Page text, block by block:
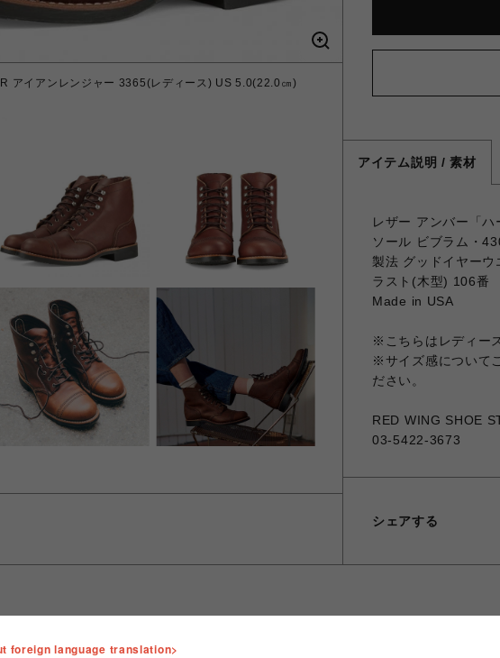
アイアンレンジャー 3365(レディース) US 5.0(22.0㎝)
アイテム説明 / 素材
レザー アンバー「ハ
ソール ビブラム・
製法 グッドイヤーウ
ラスト(木型) 106番
Made in USA
※こちらはレディー
※サイズ感について
ださい。
RED WING SHOE
03-5422-3673
シェアする
foreign language translation>